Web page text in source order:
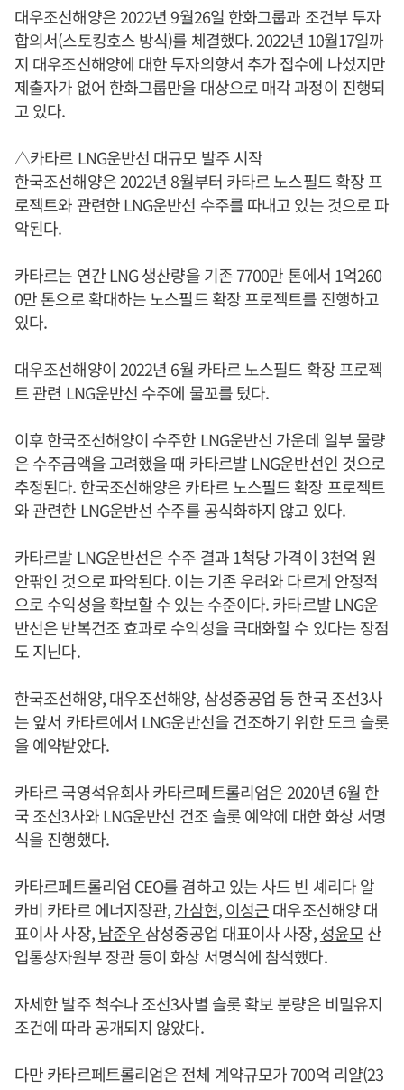
대우조선해양은 2022년 9월26일 한화그룹과 조건부 투자
합의서(스토킹호스 방식)를 체결했다. 2022년 10월17일까
지 대우조선해양에 대한 투자의향서 추가 접수에 나섰지만
제출자가 없어 한화그룹만을 대상으로 매각 과정이 진행되
고 있다.
△카타르 LNG운반선 대규모 발주 시작
한국조선해양은 2022년 8월부터 카타르 노스필드 확장 프
로젝트와 관련한 LNG운반선 수주를 따내고 있는 것으로 파
악된다.
카타르는 연간 LNG 생산량을 기존 7700만 톤에서 1억260
0만 톤으로 확대하는 노스필드 확장 프로젝트를 진행하고
있다.
대우조선해양이 2022년 6월 카타르 노스필드 확장 프로젝
트 관련 LNG운반선 수주에 물꼬를 텄다.
이후 한국조선해양이 수주한 LNG운반선 가운데 일부 물량
은 수주금액을 고려했을 때 카타르발 LNG운반선인 것으로
추정된다. 한국조선해양은 카타르 노스필드 확장 프로젝트
와 관련한 LNG운반선 수주를 공식화하지 않고 있다.
카타르발 LNG운반선은 수주 결과 1척당 가격이 3천억 원
안팎인 것으로 파악된다. 이는 기존 우려와 다르게 안정적
으로 수익성을 확보할 수 있는 수준이다. 카타르발 LNG운
반선은 반복건조 효과로 수익성을 극대화할 수 있다는 장점
도 지닌다.
한국조선해양, 대우조선해양, 삼성중공업 등 한국 조선3사
는 앞서 카타르에서 LNG운반선을 건조하기 위한 도크 슬롯
을 예약받았다.
카타르 국영석유회사 카타르페트롤리엄은 2020년 6월 한
국 조선3사와 LNG운반선 건조 슬롯 예약에 대한 화상 서명
식을 진행했다.
카타르페트롤리엄 CEO를 겸하고 있는 사드 빈 셰리다 알
카비 카타르 에너지장관,가삼현,이성근대우조선해양 대
표이사 사장,남준우삼성중공업 대표이사 사장,성윤모산
업통상자원부 장관 등이 화상 서명식에 참석했다.
자세한 발주 척수나 조선3사별 슬롯 확보 분량은 비밀유지
조건에 따라 공개되지 않았다.
다만 카타르페트롤리엄은 전체 계약규모가 700억 리얄(23